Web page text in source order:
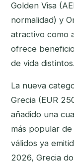
Golden Visa
normalidad) y
atractivo como
ofrece
de vida distintos.
La nueva
Grecia (EUR
añadido una
más popular de
válidos ya
2026, Grecia